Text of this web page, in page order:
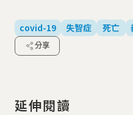
covid-19 失智症 死亡
分享
延伸閱讀